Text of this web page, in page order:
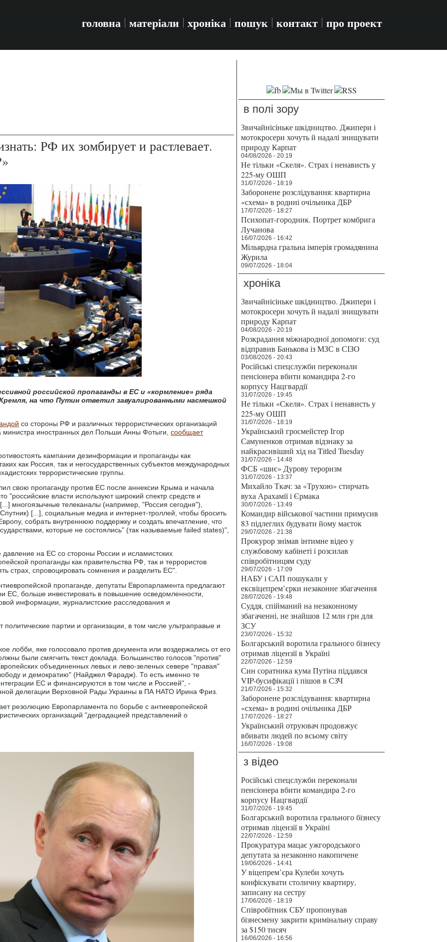
головна матеріали хроніка пошук контакт про проект
РФ их зомбирует и растлевает.
российской пропаганды в ЕС и «кормление» ряда
на что Путин ответил завуалированными насмешкой
со стороны РФ и различных террористических организаций
министра иностранных дел Польши Анны Фотыги, сообщает
кампании дезинформации и пропаганды как
как Россия, так и негосударственных субъектов международных
террористические группы.
свою пропаганду против ЕС после аннексии Крыма и начала
"российские власти используют широкий спектр средств и
многоязычные телеканалы (например, "Россия сегодня"),
[...], социальные медиа и интернет-троллей, чтобы бросить
собрать внутреннюю поддержку и создать впечатление, что
которые не состоялись" (так называемые failed states)",
на ЕС со стороны России и исламистских
пропаганды как правительства РФ, так и террористов
страх, спровоцировать сомнения и разделить ЕС".
пропаганде, депутаты Европарламента предлагают
ЕС, больше инвестировать в повышение осведомленности,
информации, журналистские расследования и
партии и организации, в том числе ультраправые и
лобби, якe голосовало против документа или воздержались от его
были смягчить текст доклада. Большинство голосов "против"
объединенных левых и лево-зеленых севере "правая"
и демократию" (Найджел Фарадж). То есть именно те
ЕС и финансируются в том числе и Россией", -
делегации Верховной Рады Украины в ПА НАТО Ирина Фриз.
резолюцию Европарламента по борьбе с антиевропейской
организаций "деградацией представлений о
в полі зору
Звичайнісіньке шкідництво. Джипери і
мотокросери хочуть й надалі знищувати
природу Карпат
04/08/2026 - 20:19
Не тільки «Скеля». Страх і ненависть у
225-му ОШП
31/07/2026 - 18:19
Заборонене розслідування: квартирна
«схема» в родині очільника ДБР
17/07/2026 - 18:27
Психопат-городник. Портрет комбрига
Лучанова
16/07/2026 - 16:42
Мільярдна гральна імперія громадянина
Журила
09/07/2026 - 18:04
хроніка
Звичайнісіньке шкідництво. Джипери і
мотокросери хочуть й надалі знищувати
природу Карпат
04/08/2026 - 20:19
Розкрадання міжнародної допомоги: суд
відправив Банькова із МЗС в СІЗО
03/08/2026 - 20:43
Російські спецслужби переконали
пенсіонера вбити командира 2-го
корпусу Нацгвардії
31/07/2026 - 19:45
Не тільки «Скеля». Страх і ненависть у
225-му ОШП
31/07/2026 - 18:19
Український гросмейстер Ігор
Самуненков отримав відзнаку за
найкрасивіший хід на Titled Tuesday
31/07/2026 - 14:48
ФСБ «шиє» Дурову тероризм
31/07/2026 - 13:37
Михайло Ткач: за «Трухою» стирчать
вуха Арахамії і Єрмака
30/07/2026 - 13:49
Командир військової частини примусив
83 підлеглих будувати йому маєток
29/07/2026 - 21:38
Прокурор знімав інтимне відео у
службовому кабінеті і розсилав
співробітницям суду
29/07/2026 - 17:09
НАБУ і САП пошукали у
ексвіцепрем’єрки незаконне збагачення
28/07/2026 - 19:48
Суддя, спійманий на незаконному
збагаченні, не знайшов 12 млн грн для
ЗСУ
23/07/2026 - 15:32
Болгарський воротила грального бізнесу
отримав ліцензії в Україні
22/07/2026 - 12:59
Син соратника кума Путіна піддався
VIP-бусифікації і пішов в СЗЧ
21/07/2026 - 15:32
Заборонене розслідування: квартирна
«схема» в родині очільника ДБР
17/07/2026 - 18:27
Український отруювач продовжує
вбивати людей по всьому світу
16/07/2026 - 19:08
з відео
Російські спецслужби переконали
пенсіонера вбити командира 2-го
корпусу Нацгвардії
31/07/2026 - 19:45
Болгарський воротила грального бізнесу
отримав ліцензії в Україні
22/07/2026 - 12:59
Прокуратура мацає ужгородського
депутата за незаконно накопичене
19/06/2026 - 14:41
У віцепрем’єра Кулеби хочуть
конфіскувати столичну квартиру,
записану на сестру
17/06/2026 - 18:19
Співробітник СБУ пропонував
бізнесмену закрити кримінальну справу
за $150 тисяч
16/06/2026 - 16:56